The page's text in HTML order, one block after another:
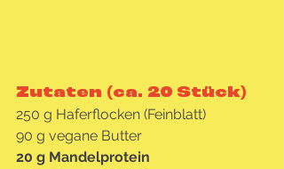
Zutaten (ca. 20 Stück)
250 g Haferflocken (Feinblatt)
90 g vegane Butter
20 g Mandelprotein